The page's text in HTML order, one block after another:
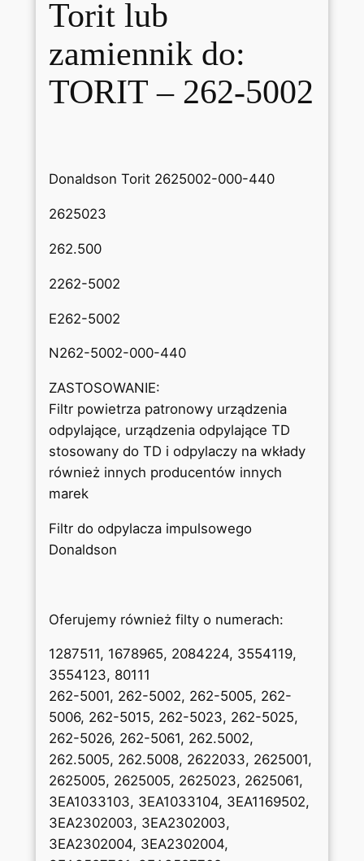
6
5
0
6
.
0
2
Torit lub
zamiennik do:
TORIT – 262-5002
Donaldson Torit 2625002-000-440
2625023
262.500
2262-5002
E262-5002
N262-5002-000-440
ZASTOSOWANIE:
Filtr powietrza patronowy urządzenia
odpylające, urządzenia odpylające TD
stosowany do TD i odpylaczy na wkłady
również innych producentów innych
marek
Filtr do odpylacza impulsowego
Donaldson
Oferujemy również filty o numerach:
1287511, 1678965, 2084224, 3554119,
3554123, 80111
262-5001, 262-5002, 262-5005, 262-
5006, 262-5015, 262-5023, 262-5025,
262-5026, 262-5061, 262.5002,
262.5005, 262.5008, 2622033, 2625001,
2625005, 2625005, 2625023, 2625061,
3EA1033103, 3EA1033104, 3EA1169502,
3EA2302003, 3EA2302003,
3EA2302004, 3EA2302004,